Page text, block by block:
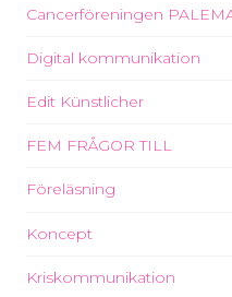
Cancerföreningen
Digital kommunikation
Edit Künstlicher
FEM FRÅGOR TILL
Föreläsning
Koncept
Kriskommunikation